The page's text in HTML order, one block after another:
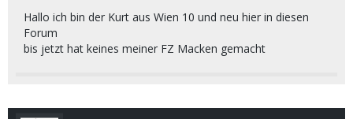
Hallo ich bin der Kurt aus Wien 10 und neu hier in diesen
Forum
bis jetzt hat keines meiner FZ Macken gemacht